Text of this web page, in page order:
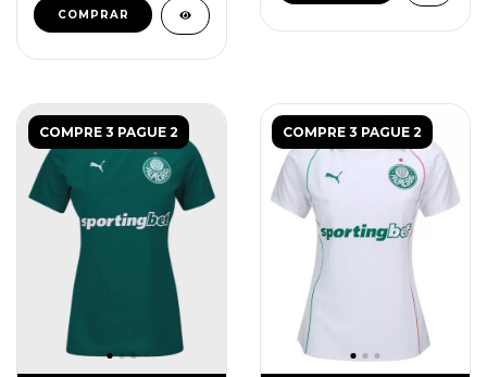
COMPRAR
COMPRE 3 PAGUE 2 COMPRE 3 PAGUE 2